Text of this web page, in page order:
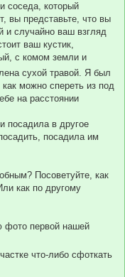
соседа, который
вы представьте, что вы
и случайно ваш взгляд
ваш кустик,
с комом земли и
сухой травой. Я был
можно спереть из под
на расстоянии
посадила в другое
посадила им
Посоветуйте, как
как по другому
фото первой нашей
что-либо сфоткать